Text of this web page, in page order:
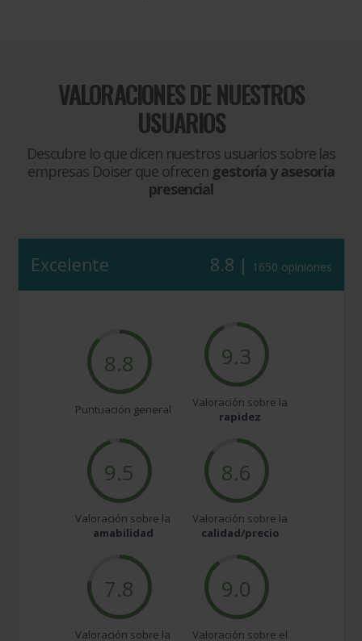
VALORACIONES DE NUESTROS
USUARIOS
Descubre lo que dicen nuestros usuarios sobre las
empresas Doiser que ofrecen gestoría y asesoría
presencial
Excelente 8.8 | 1650 opiniones
8.8
Puntuación general
9.3
Valoración sobre la
rapidez
9.5
Valoración sobre la
amabilidad
8.6
Valoración sobre la
calidad/precio
7.8
Valoración sobre la
9.0
Valoración sobre el